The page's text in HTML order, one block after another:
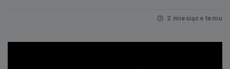
2 miesiące temu